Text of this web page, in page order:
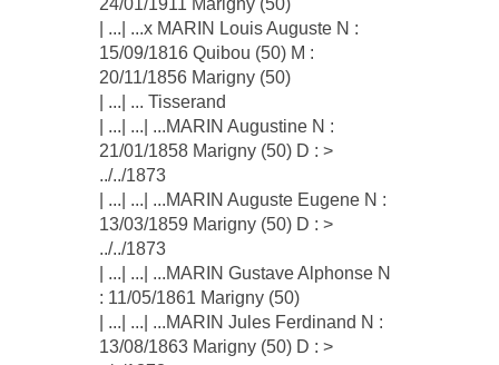
| ...| ...x MARIN Louis Auguste N :
15/09/1816 Quibou (50) M :
20/11/1856 Marigny (50)
| ...| ... Tisserand
| ...| ...| ...MARIN Augustine N :
21/01/1858 Marigny (50) D : >
../../1873
| ...| ...| ...MARIN Auguste Eugene N :
13/03/1859 Marigny (50) D : >
../../1873
| ...| ...| ...MARIN Gustave Alphonse N
: 11/05/1861 Marigny (50)
| ...| ...| ...MARIN Jules Ferdinand N :
13/08/1863 Marigny (50) D : >